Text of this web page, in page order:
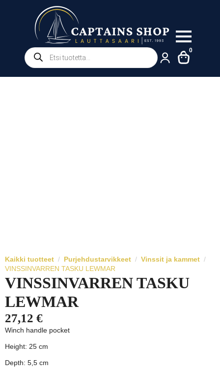
Products
search
0
Kaikki tuotteet Purjehdustarvikkeet
Vinssit ja kammet
VINSSINVARREN TASKU LEWMAR
VINSSINVARREN TASKU
LEWMAR
27,12 €
Winch handle pocket
Height: 25 cm
Depth: 5,5 cm